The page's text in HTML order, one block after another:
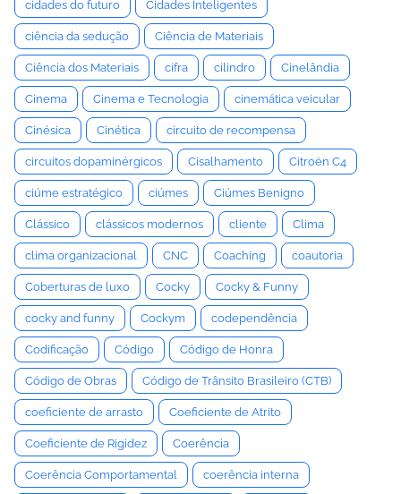
cidades do futuro Cidades Inteligentes
ciência da sedução Ciência de Materiais
Ciência dos Materiais cifra cilindro Cinelândia
Cinema Cinema e Tecnologia cinemática veicular
Cinésica Cinética circuito de recompensa
circuitos dopaminérgicos Cisalhamento Citroën C4
ciúme estratégico ciúmes Ciúmes Benigno
Clássico clássicos modernos cliente Clima
clima organizacional CNC Coaching coautoria
Coberturas de luxo Cocky Cocky & Funny
cocky and funny Cockym codependência
Codificação Código Código de Honra
Código de Obras Código de Trânsito Brasileiro (CTB)
coeficiente de arrasto Coeficiente de Atrito
Coeficiente de Rigidez Coerência
Coerência Comportamental coerência interna